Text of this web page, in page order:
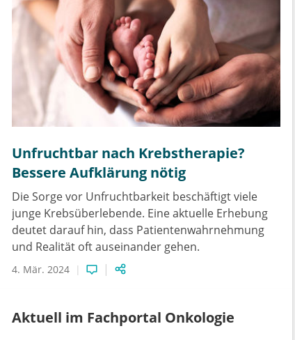
Unfruchtbar nach Krebstherapie?
Bessere Aufklärung nötig
Die Sorge vor Unfruchtbarkeit beschäftigt viele
junge Krebsüberlebende. Eine aktuelle Erhebung
deutet darauf hin, dass Patientenwahrnehmung
und Realität oft auseinander gehen.
4. Mär. 2024
Aktuell im Fachportal Onkologie